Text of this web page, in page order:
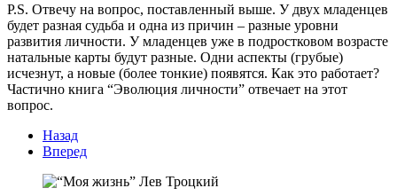
P.S. Отвечу на вопрос, поставленный выше. У двух младенцев
будет разная судьба и одна из причин – разные уровни
развития личности. У младенцев уже в подростковом возрасте
натальные карты будут разные. Одни аспекты (грубые)
исчезнут, а новые (более тонкие) появятся. Как это работает?
Частично книга “Эволюция личности” отвечает на этот
вопрос.
Назад
Вперед